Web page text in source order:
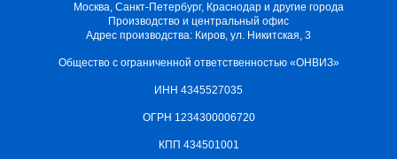
Москва, Санкт-Петербург, Краснодар и другие города
Производство и центральный офис
Адрес производства: Киров, ул. Никитская, 3
Общество с ограниченной ответственностью «ОНВИЗ»
ИНН 4345527035
ОГРН 1234300006720
КПП 434501001